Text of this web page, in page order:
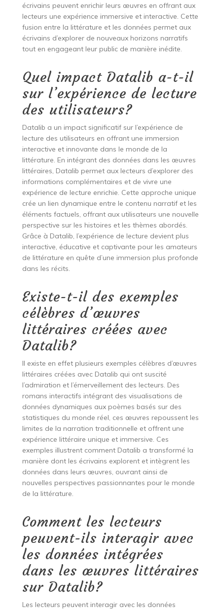
écrivains peuvent enrichir leurs œuvres en offrant aux
lecteurs une expérience immersive et interactive. Cette
fusion entre la littérature et les données permet aux
écrivains d’explorer de nouveaux horizons narratifs
tout en engageant leur public de manière inédite.
Quel impact Datalib a-t-il
sur l’expérience de lecture
des utilisateurs?
Datalib a un impact significatif sur l’expérience de
lecture des utilisateurs en offrant une immersion
interactive et innovante dans le monde de la
littérature. En intégrant des données dans les œuvres
littéraires, Datalib permet aux lecteurs d’explorer des
informations complémentaires et de vivre une
expérience de lecture enrichie. Cette approche unique
crée un lien dynamique entre le contenu narratif et les
éléments factuels, offrant aux utilisateurs une nouvelle
perspective sur les histoires et les thèmes abordés.
Grâce à Datalib, l’expérience de lecture devient plus
interactive, éducative et captivante pour les amateurs
de littérature en quête d’une immersion plus profonde
dans les récits.
Existe-t-il des exemples
célèbres d’œuvres
littéraires créées avec
Datalib?
Il existe en effet plusieurs exemples célèbres d’œuvres
littéraires créées avec Datalib qui ont suscité
l’admiration et l’émerveillement des lecteurs. Des
romans interactifs intégrant des visualisations de
données dynamiques aux poèmes basés sur des
statistiques du monde réel, ces œuvres repoussent les
limites de la narration traditionnelle et offrent une
expérience littéraire unique et immersive. Ces
exemples illustrent comment Datalib a transformé la
manière dont les écrivains explorent et intègrent les
données dans leurs œuvres, ouvrant ainsi de
nouvelles perspectives passionnantes pour le monde
de la littérature.
Comment les lecteurs
peuvent-ils interagir avec
les données intégrées
dans les œuvres littéraires
sur Datalib?
Les lecteurs peuvent interagir avec les données